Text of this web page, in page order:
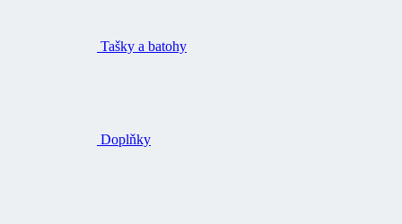
Tašky a batohy
Doplňky